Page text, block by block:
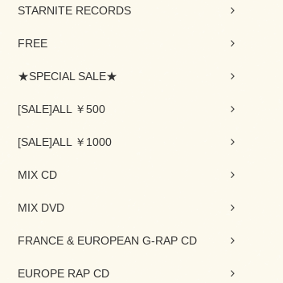
STARNITE RECORDS
FREE
★SPECIAL SALE★
[SALE]ALL ￥500
[SALE]ALL ￥1000
MIX CD
MIX DVD
FRANCE & EUROPEAN G-RAP CD
EUROPE RAP CD